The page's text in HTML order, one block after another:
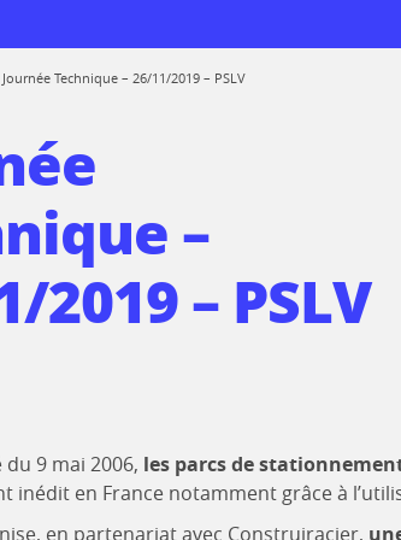
entre
logiciels
réemploi
Journée Technique – 26/11/2019 – PSLV
–
2019 – PSLV
du 9 mai 2006, les parcs de
inédit en France notamment grâce à
en partenariat avec Construiracier,